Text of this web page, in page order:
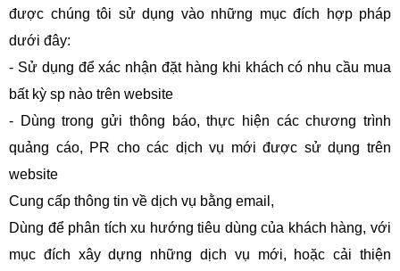
được chúng tôi sử dụng vào những mục đích hợp pháp
dưới đây:
- Sử dụng để xác nhận đặt hàng khi khách có nhu cầu mua
bất kỳ sp nào trên website
- Dùng trong gửi thông báo, thực hiện các chương trình
quảng cáo, PR cho các dịch vụ mới được sử dụng trên
website
Cung cấp thông tin về dịch vụ bằng email,
Dùng để phân tích xu hướng tiêu dùng của khách hàng, với
mục đích xây dựng những dịch vụ mới, hoặc cải thiện